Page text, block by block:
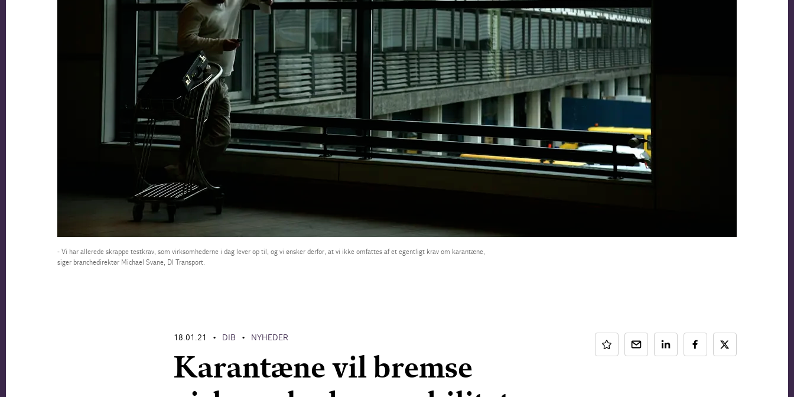
- Vi har allerede skrappe testkrav, som virksomhederne i dag lever op til, og vi ønsker derfor, at vi ikke omfattes af et egentligt krav om karantæne,
siger branchedirektør Michael Svane, DI Transport.
18.01.21 • DIB • NYHEDER
Karantæne vil bremse